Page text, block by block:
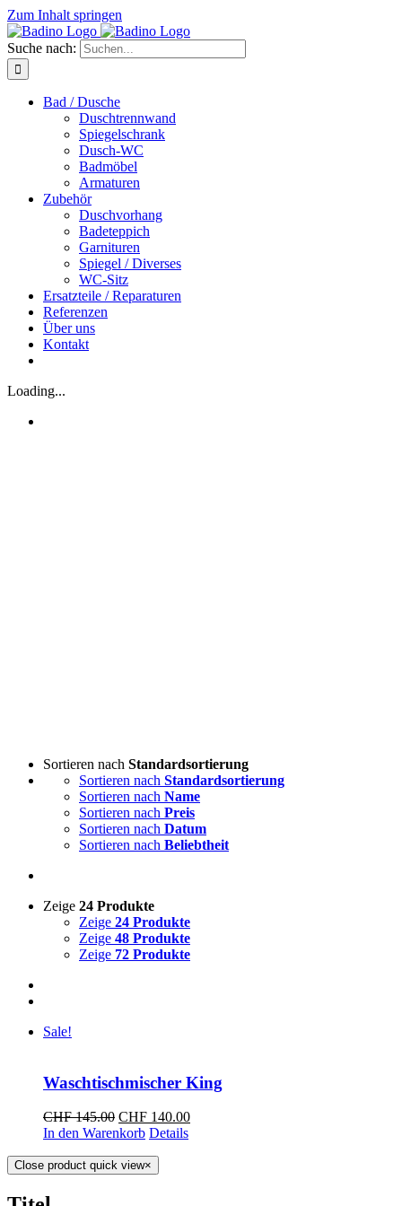
Zum Inhalt springen
Suche nach:
Bad / Dusche
Duschtrennwand
Spiegelschrank
Dusch-WC
Badmöbel
Armaturen
Zubehör
Duschvorhang
Badeteppich
Garnituren
Spiegel / Diverses
WC-Sitz
Ersatzteile / Reparaturen
Referenzen
Über uns
Kontakt
Loading...
Sortieren nach Standardsortierung
Sortieren nach Standardsortierung
Sortieren nach Name
Sortieren nach Preis
Sortieren nach Datum
Sortieren nach Beliebtheit
Zeige 24 Produkte
Zeige 24 Produkte
Zeige 48 Produkte
Zeige 72 Produkte
Sale!
Waschtischmischer King
CHF145.00 CHF 140.00
In den Warenkorb Details
Close product quick view×